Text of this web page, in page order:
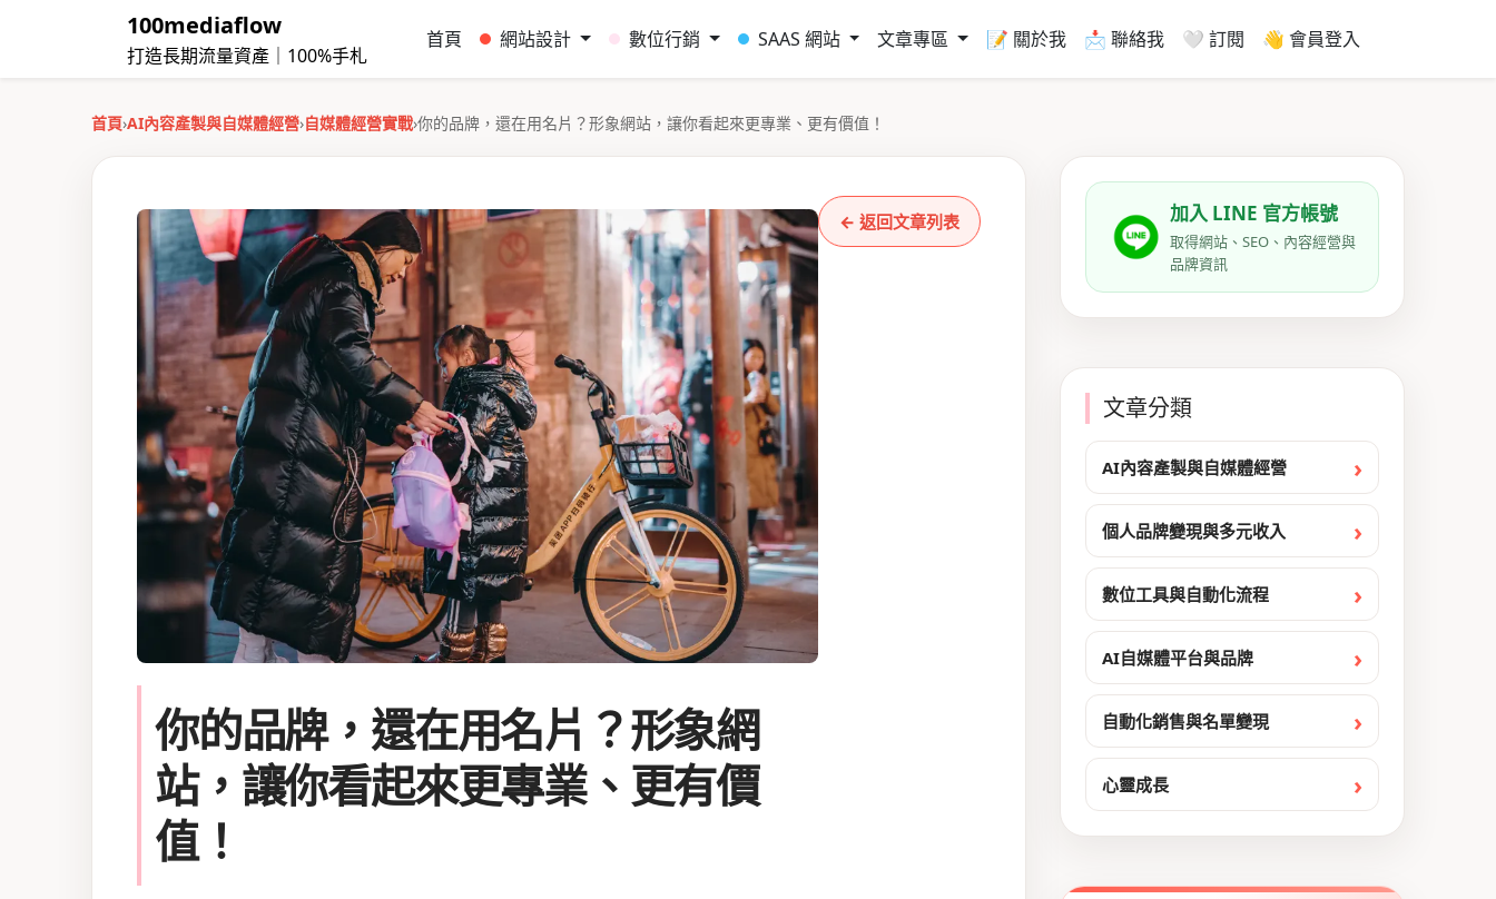
100mediaflow
打造長期流量資產｜100%手札
首頁 網站設計 數位行銷 SAAS 網站 文章專區 📝 關於我 📩 聯絡我 🤍 訂閱 👋 會員登入
首頁›AI內容產製與自媒體經營›自媒體經營實戰›你的品牌，還在用名片？形象網站，讓你看起來更專業、更有價值！
你的品牌，還在用名片？形象網
站，讓你看起來更專業、更有價
值！
← 返回文章列表 加入 LINE 官方帳號
取得網站、SEO、內容經營與
品牌資訊
文章分類
AI內容產製與自媒體經營
個人品牌變現與多元收入
數位工具與自動化流程
AI自媒體平台與品牌
自動化銷售與名單變現
心靈成長